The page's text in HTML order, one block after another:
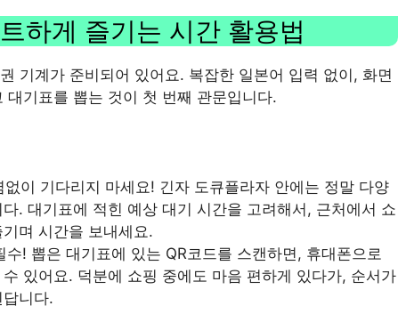
하게 즐기는 시간 활용법
기계가 준비되어 있어요. 복잡한 일본어 입력 없이, 화면
기표를 뽑는 것이 첫 번째 관문입니다.
이 기다리지 마세요! 긴자 도큐플라자 안에는 정말 다양
. 대기표에 적힌 예상 대기 시간을 고려해서, 근처에서 쇼
며 시간을 보내세요.
! 뽑은 대기표에 있는 QR코드를 스캔하면, 휴대폰으로
있어요. 덕분에 쇼핑 중에도 마음 편하게 있다가, 순서가
니다.